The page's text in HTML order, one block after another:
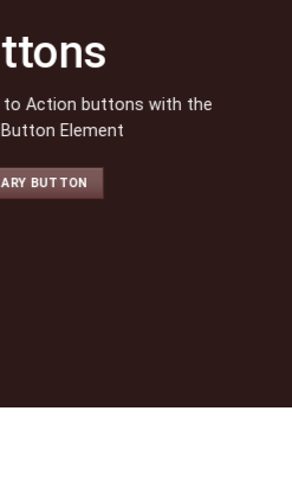
to Action buttons with the
Element
BUTTON